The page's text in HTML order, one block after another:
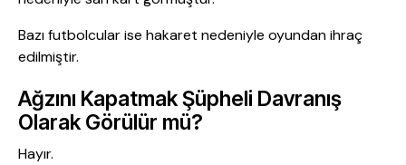
Bazı futbolcular ise hakaret nedeniyle oyundan ihraç
edilmiştir.
Ağzını Kapatmak Şüpheli Davranış
Olarak Görülür mü?
Hayır.